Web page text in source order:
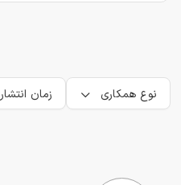
نوع همکاری زمان انتشار